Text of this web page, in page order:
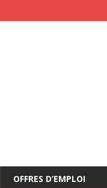
OFFRES D’EMPLOI